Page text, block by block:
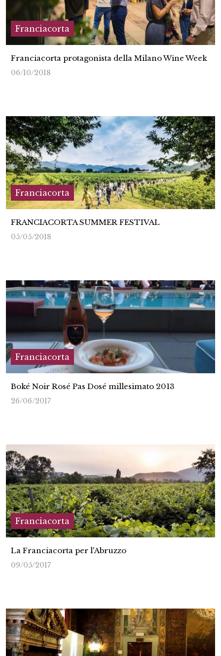
Franciacorta
Franciacorta protagonista della Milano Wine Week
06/10/2018
Franciacorta
FRANCIACORTA SUMMER FESTIVAL
05/05/2018
Franciacorta
Boké Noir Rosé Pas Dosé millesimato 2013
26/06/2017
Franciacorta
La Franciacorta per l'Abruzzo
09/05/2017